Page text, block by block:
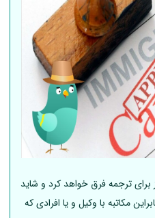
برای ترجمه فرق خواهد کرد و شاید
مکاتبه با وکیل و یا افرادی که